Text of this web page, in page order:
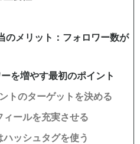
のメリット：フォロワー数が
を増やす最初のポイント
トのターゲットを決める
ィールを充実させる
ッシュタグを使う